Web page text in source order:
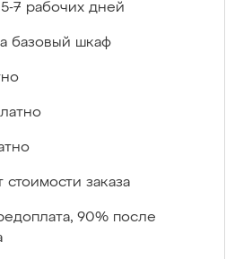
5-7 рабочих дней
базовый шкаф
стоимости заказа
90% после